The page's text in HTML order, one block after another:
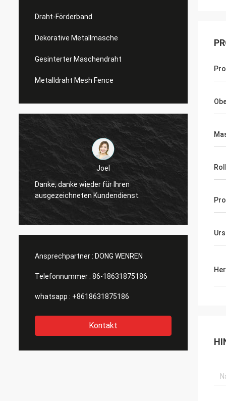
Draht-Förderband
Dekorative Metallmasche
Gesinterter Maschendraht
Metalldraht Mesh Fence
Joel
danke wieder für Ihren
Kundendienst.
Joel
Danke, danke wieder für
ausgezeichneten
Ansprechpartner : DONG WENREN
Telefonnummer : 86-18631875186
whatsapp : +8618631875186
Kontakt